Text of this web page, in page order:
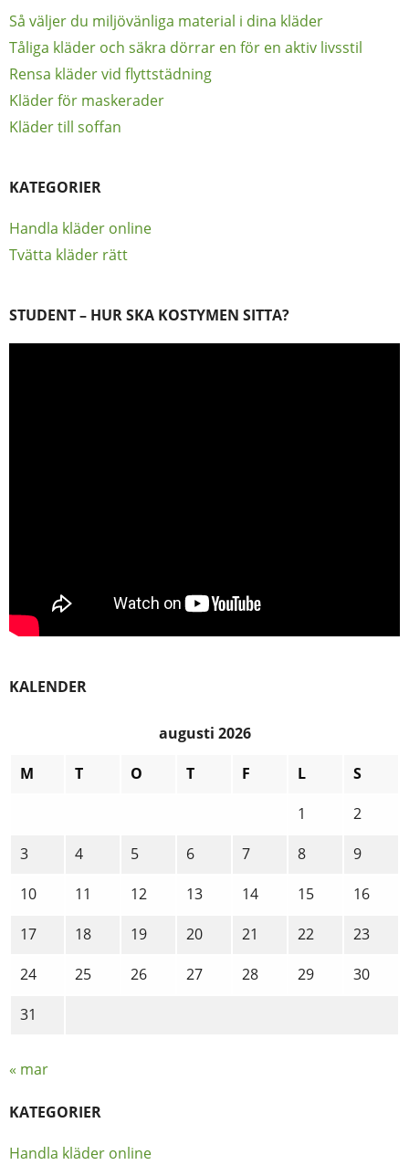
Så väljer du miljövänliga material i dina kläder
Tåliga kläder och säkra dörrar en för en aktiv livsstil
Rensa kläder vid flyttstädning
Kläder för maskerader
Kläder till soffan
KATEGORIER
Handla kläder online
Tvätta kläder rätt
STUDENT – HUR SKA KOSTYMEN SITTA?
KALENDER
augusti 2026
M
T O T F L
S
1
2
3
4 5 6 7 8
9
10
11 12 13 14 15
16
17
18 19 20 21 22
23
24
25 26 27 28 29
30
31
« mar
KATEGORIER
Handla kläder online